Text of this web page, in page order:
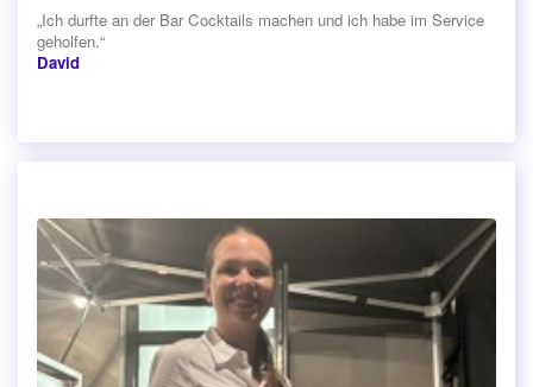
„Ich durfte an der Bar Cocktails machen und ich habe im Service
geholfen.“
David